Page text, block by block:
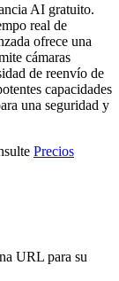
AI gratuito.
real de
ofrece una
cámaras
de reenvío de
capacidades
una seguridad y
Precios
URL para su